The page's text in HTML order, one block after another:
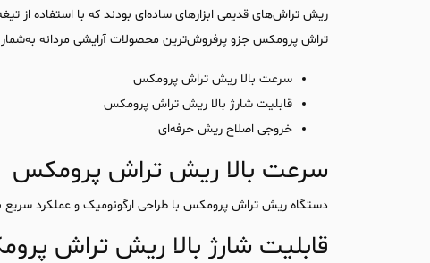
ریش تراش‌های قدیمی ابزارهای ساده‌ای بودند که با استفاده
تراش پرومکس جزو پرفروش‌ترین محصولات آرایشی مردانه به‌شمار
سرعت بالا ریش تراش پرومکس
قابلیت شارژ بالا ریش تراش پرومکس
خروجی اصلاح ریش حرفه‌ای
سرعت بالا ریش تراش پرومکس
دستگاه ریش تراش پرومکس با طراحی ارگونومیک و عملکرد
قابلیت شارژ بالا ریش تراش